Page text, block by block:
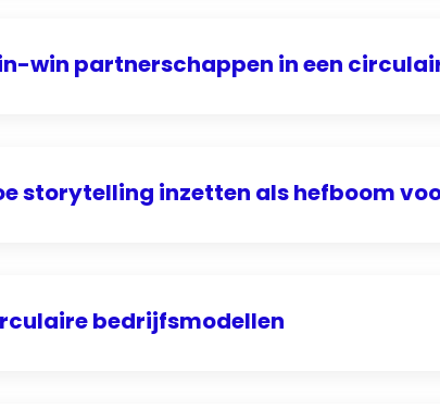
win partnerschappen in een
storytelling inzetten als hefboom
bedrijfsmodellen